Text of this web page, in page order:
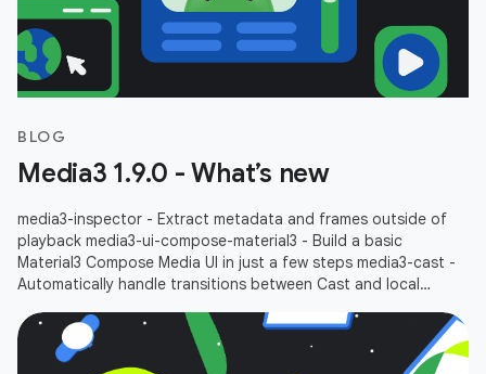
BLOG
Media3 1.9.0 - What’s new
media3-inspector - Extract metadata and frames outside of
playback media3-ui-compose-material3 - Build a basic
Material3 Compose Media UI in just a few steps media3-cast -
Automatically handle transitions between Cast and local